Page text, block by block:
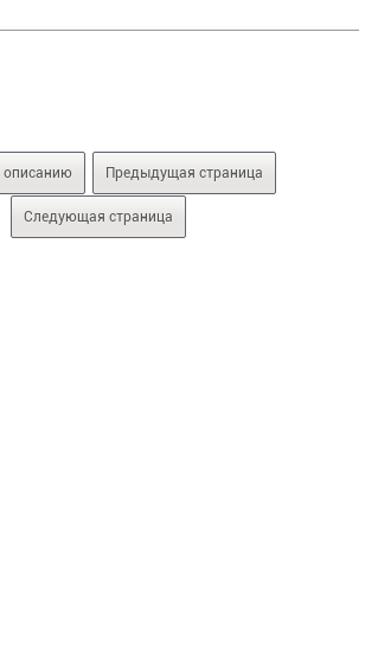
описанию Предыдущая страница
Следующая страница